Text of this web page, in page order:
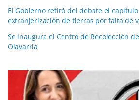
El Gobierno retiró del debate el
extranjerización de tierras por falta de
Se inaugura el Centro de Recolección
Olavarría